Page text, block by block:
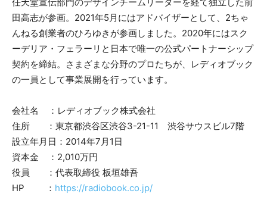
田高志が参画。2021年5月にはアドバイザーとして、2ちゃ
んねる創業者のひろゆきが参画しました。2020年にはスク
ーデリア・フェラーリと日本で唯一の公式パートナーシップ
契約を締結。さまざまな分野のプロたちが、レディオブック
の一員として事業展開を行っています。
会社名 ：レディオブック株式会社
住所 ：東京都渋谷区渋谷3-21-11 渋谷サウスビル7階
設立年月日：2014年7月1日
資本金 ：2,010万円
役員 ：代表取締役 板垣雄吾
HP ： https://radiobook.co.jp/